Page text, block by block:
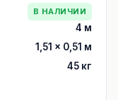
В НАЛИЧИИ
4 м
1,51 × 0,51 м
45 кг